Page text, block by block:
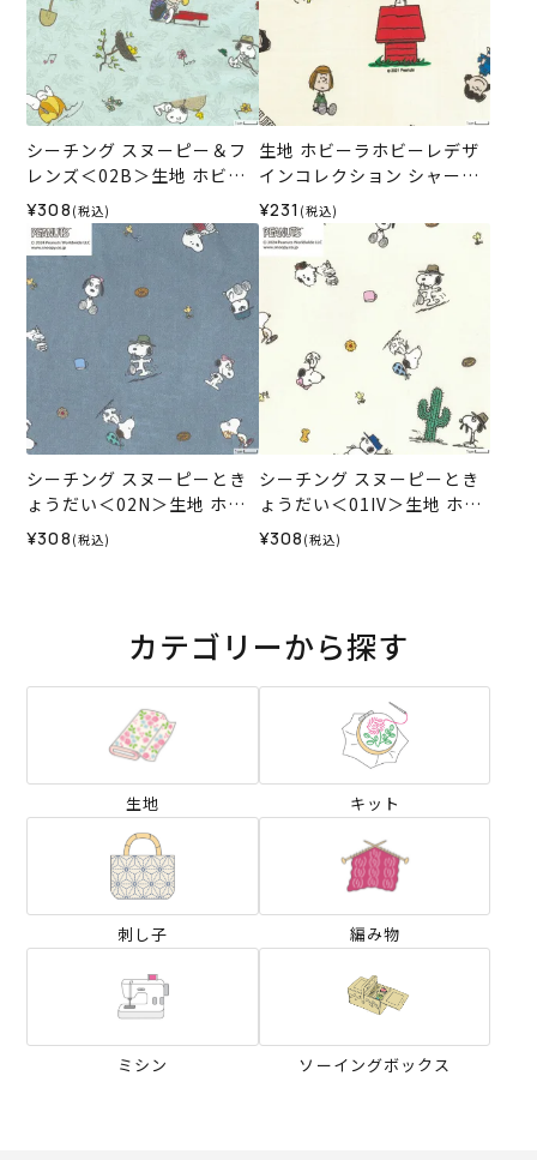
シーチング スヌーピー＆フ
レンズ＜02B＞生地 ホビー
ラホビーレデザインコレク
ション
¥308 (税込)
生地 ホビーラホビーレデザ
インコレクション シャーチ
ング スヌーピーと友達＜01I
V＞
¥231 (税込)
シーチング スヌーピーとき
ょうだい＜02N＞生地 ホビ
ーラホビーレデザインコレ
クション
¥308 (税込)
シーチング スヌーピーとき
ょうだい＜01IV＞生地 ホビ
ーラホビーレデザインコレ
クション
¥308 (税込)
カテゴリーから探す
生地 キット
刺し子 編み物
ミシン ソーイングボックス